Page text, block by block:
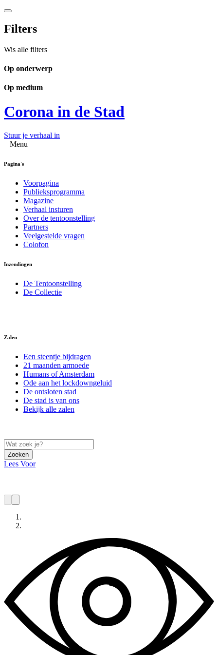
Filters
Wis alle filters
Op onderwerp
Op medium
Corona in de Stad
Stuur je verhaal in
Menu
Pagina's
Voorpagina
Publieksprogramma
Magazine
Verhaal insturen
Over de tentoonstelling
Partners
Veelgestelde vragen
Colofon
Inzendingen
De Tentoonstelling
De Collectie
Zalen
Een steentje bijdragen
21 maanden armoede
Humans of Amsterdam
Ode aan het lockdowngeluid
De ontsloten stad
De stad is van ons
Bekijk alle zalen
Zoeken
Lees Voor